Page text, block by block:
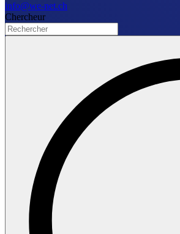
info@we-net.ch
Chercheur